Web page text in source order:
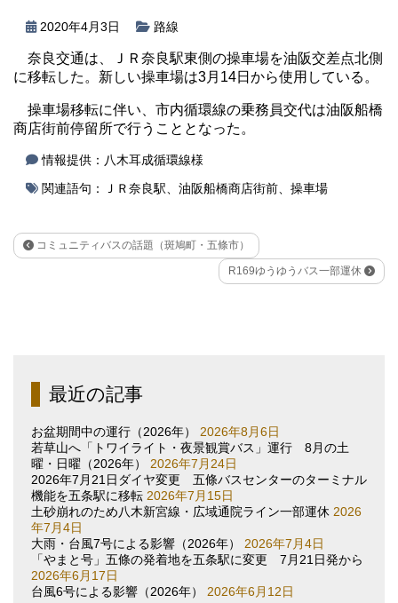
2020年4月3日 路線
奈良交通は、ＪＲ奈良駅東側の操車場を油阪交差点北側
に移転した。新しい操車場は3月14日から使用している。
操車場移転に伴い、市内循環線の乗務員交代は油阪船橋
商店街前停留所で行うこととなった。
情報提供：八木耳成循環線様
関連語句：
ＪＲ奈良駅 油阪船橋商店街前 操車場
コミュニティバスの話題（斑鳩町・五條市）
R169ゆうゆうバス一部運休
最近の記事
お盆期間中の運行（2026年）
2026年8月6日
若草山へ「トワイライト・夜景観賞バス」運行 8月の土
曜・日曜（2026年）
2026年7月24日
2026年7月21日ダイヤ変更 五條バスセンターのターミナル
機能を五条駅に移転 2026年7月15日
土砂崩れのため八木新宮線・広域通院ライン一部運休 2026
年7月4日
大雨・台風7号による影響（2026年）
2026年7月4日
「やまと号」五條の発着地を五条駅に変更 7月21日発から
2026年6月17日
台風6号による影響（2026年）
2026年6月12日